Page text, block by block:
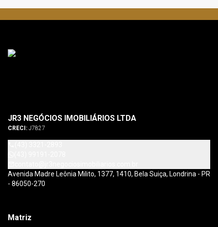
JR3 NEGÓCIOS IMOBILIÁRIOS LTDA
CRECI: J7827
Avenida Madre Leônia Milito, 1377, 1410, Bela Suiça, Londrina - PR
- 86050-270
Matriz